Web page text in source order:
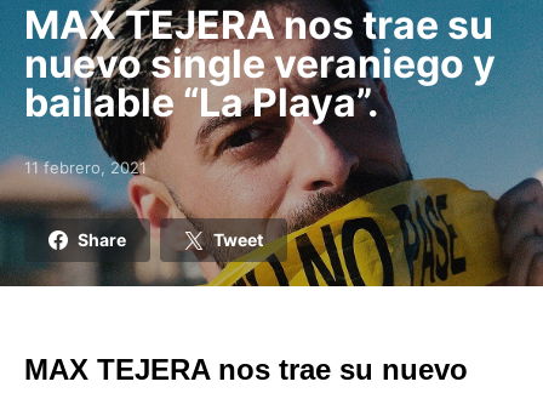
MAX TEJERA nos trae su
nuevo single veraniego y
bailable “La Playa”.
Posted on
11 febrero, 2021
Share Tweet
MAX TEJERA nos trae su nuevo